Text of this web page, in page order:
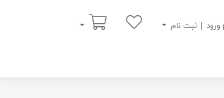
ورود | ثبت نام
سبد خرید